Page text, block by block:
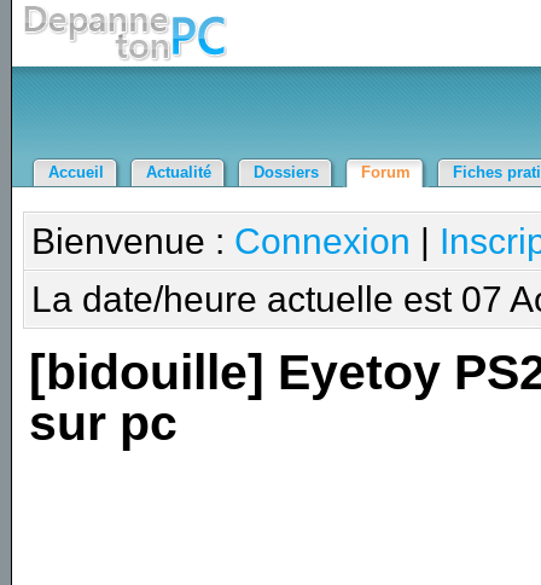
Accueil Actualité Dossiers Forum Fiches
Bienvenue : Connexion |
La date/heure actuelle est 07
[bidouille] Eyetoy
sur pc